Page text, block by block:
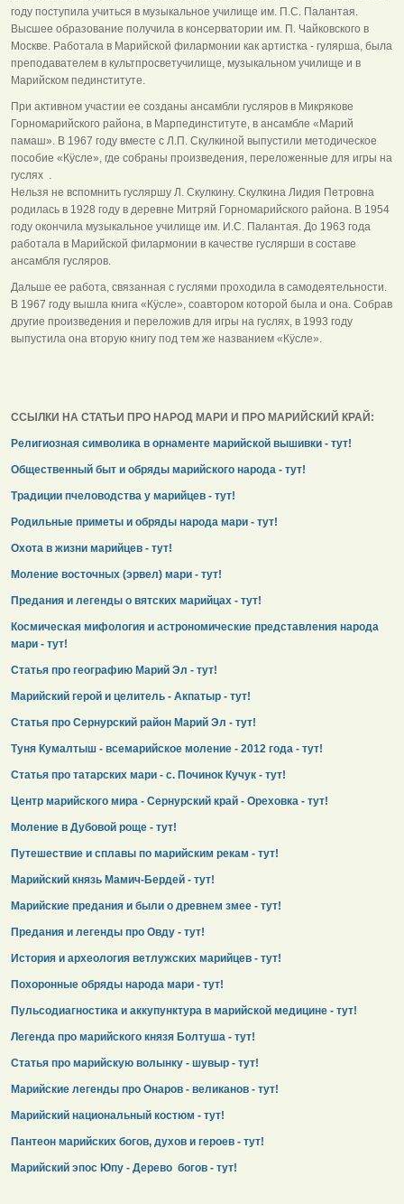
году поступила учиться в музыкальное училище им. П.С. Палантая.
Высшее образование получила в консерватории им. П. Чайковского в
Москве. Работала в Марийской филармонии как артистка - гулярша, была
преподавателем в культпросветучилище, музыкальном училище и в
Марийском пединституте.
При активном участии ее созданы ансамбли гусляров в Микрякове
Горномарийского района, в Марпединституте, в ансамбле «Марий
памаш». В 1967 году вместе с Л.П. Скулкиной выпустили методическое
пособие «Кÿсле», где собраны произведения, переложенные для игры на
гуслях .
Нельзя не вспомнить гусляршу Л. Скулкину. Скулкина Лидия Петровна
родилась в 1928 году в деревне Митряй Горномарийского района. В 1954
году окончила музыкальное училище им. И.С. Палантая. До 1963 года
работала в Марийской филармонии в качестве гуслярши в составе
ансамбля гусляров.
Дальше ее работа, связанная с гуслями проходила в самодеятельности.
В 1967 году вышла книга «Кÿсле», соавтором которой была и она. Собрав
другие произведения и переложив для игры на гуслях, в 1993 году
выпустила она вторую книгу под тем же названием «Кÿсле».
ССЫЛКИ НА СТАТЬИ ПРО НАРОД МАРИ И ПРО МАРИЙСКИЙ КРАЙ:
Религиозная символика в орнаменте марийской вышивки - тут!
Общественный быт и обряды марийского народа - тут!
Традиции пчеловодства у марийцев - тут!
Родильные приметы и обряды народа мари - тут!
Охота в жизни марийцев - тут!
Моление восточных (эрвел) мари - тут!
Предания и легенды о вятских марийцах - тут!
Космическая мифология и астрономические представления народа
мари - тут!
Статья про географию Марий Эл - тут!
Марийский герой и целитель - Акпатыр - тут!
Статья про Сернурский район Марий Эл - тут!
Туня Кумалтыш - всемарийское моление - 2012 года - тут!
Статья про татарских мари - с. Починок Кучук - тут!
Центр марийского мира - Сернурский край - Ореховка - тут!
Моление в Дубовой роще - тут!
Путешествие и сплавы по марийским рекам - тут!
Марийский князь Мамич-Бердей - тут!
Марийские предания и были о древнем змее - тут!
Предания и легенды про Овду - тут!
История и археология ветлужских марийцев - тут!
Похоронные обряды народа мари - тут!
Пульсодиагностика и аккупунктура в марийской медицине - тут!
Легенда про марийского князя Болтуша - тут!
Статья про марийскую волынку - шувыр - тут!
Марийские легенды про Онаров - великанов - тут!
Марийский национальный костюм - тут!
Пантеон марийских богов, духов и героев - тут!
Марийский эпос Юпу - Дерево богов - тут!